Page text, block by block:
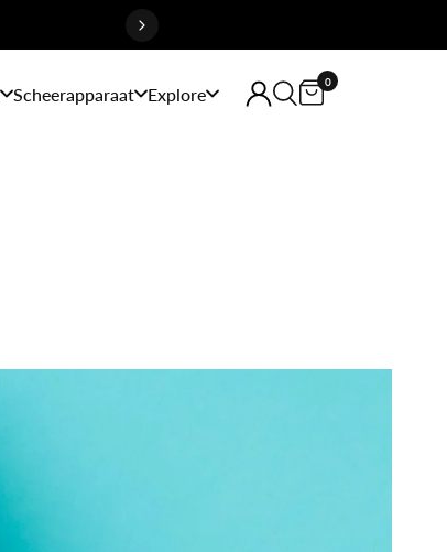
Scheerapparaat Explore
0